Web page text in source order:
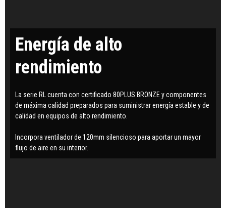
Energía de alto
rendimiento
La serie RL cuenta con certificado 80PLUS BRONZE y componentes
de máxima calidad preparados para suministrar energía estable y de
calidad en equipos de alto rendimiento.
Incorpora ventilador de 120mm silencioso para aportar un mayor
flujo de aire en su interior.